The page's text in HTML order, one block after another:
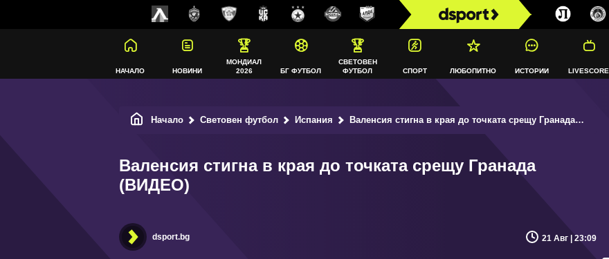
НАЧАЛО НОВИНИ
МОНДИАЛ
2026
БГ ФУТБОЛ
СВЕТОВЕН
ФУТБОЛ
СПОРТ ЛЮБОПИТНО ИСТОРИИ LIVESCORE
Начало Световен футбол Испания Валенсия стигна в края до точката срещу Гранада (ВИДЕО)
Валенсия стигна в края до точката срещу Гранада
(ВИДЕО)
dsport.bg 21 Авг | 23:09